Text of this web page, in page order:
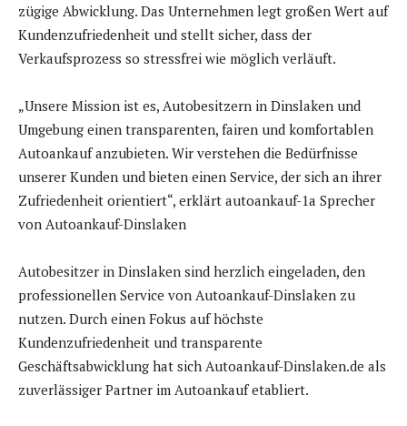
zügige Abwicklung. Das Unternehmen legt großen Wert auf
Kundenzufriedenheit und stellt sicher, dass der
Verkaufsprozess so stressfrei wie möglich verläuft.
„Unsere Mission ist es, Autobesitzern in Dinslaken und
Umgebung einen transparenten, fairen und komfortablen
Autoankauf anzubieten. Wir verstehen die Bedürfnisse
unserer Kunden und bieten einen Service, der sich an ihrer
Zufriedenheit orientiert“, erklärt autoankauf-1a Sprecher
von Autoankauf-Dinslaken
Autobesitzer in Dinslaken sind herzlich eingeladen, den
professionellen Service von Autoankauf-Dinslaken zu
nutzen. Durch einen Fokus auf höchste
Kundenzufriedenheit und transparente
Geschäftsabwicklung hat sich Autoankauf-Dinslaken.de als
zuverlässiger Partner im Autoankauf etabliert.